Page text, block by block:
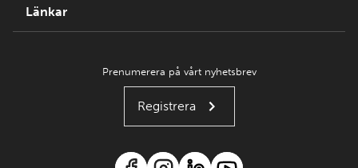
Länkar
Prenumerera på vårt nyhetsbrev
Registrera